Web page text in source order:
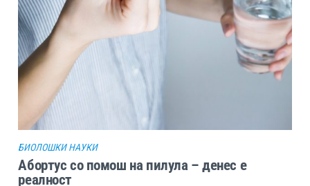
БИОЛОШКИ НАУКИ
Абортус со помош на пилула – денес е
реалност